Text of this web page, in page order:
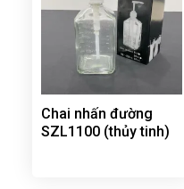
Chai nhấn đường
SZL1100 (thủy tinh)